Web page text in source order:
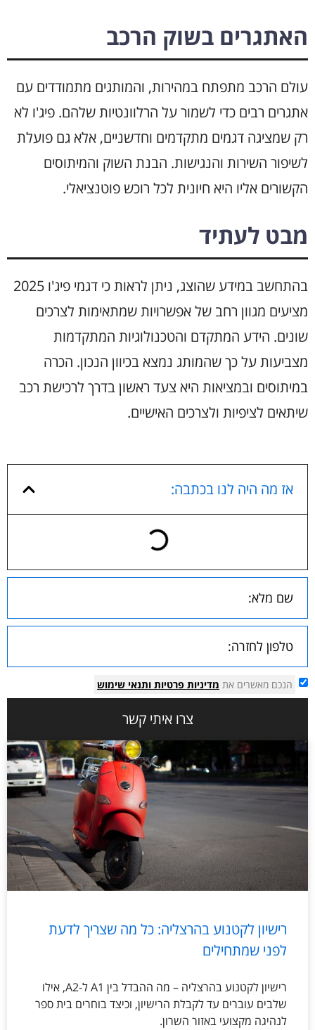
האתגרים בשוק הרכב
עולם הרכב מתפתח במהירות, והמותגים מתמודדים עם
אתגרים רבים כדי לשמור על הרלוונטיות שלהם. פיג'ו לא
רק שמציגה דגמים מתקדמים וחדשניים, אלא גם פועלת
לשיפור השירות והנגישות. הבנת השוק והמיתוסים
הקשורים אליו היא חיונית לכל רוכש פוטנציאלי.
מבט לעתיד
בהתחשב במידע שהוצג, ניתן לראות כי דגמי פיג'ו 2025
מציעים מגוון רחב של אפשרויות שמתאימות לצרכים
שונים. הידע המתקדם והטכנולוגיות המתקדמות
מצביעות על כך שהמותג נמצא בכיוון הנכון. הכרה
במיתוסים ובמציאות היא צעד ראשון בדרך לרכישת רכב
שיתאים לציפיות ולצרכים האישיים.
אז מה היה לנו בכתבה:
הנכם מאשרים את מדיניות פרטיות ותנאי שימוש
צרו איתי קשר
רישיון לקטנוע בהרצליה: כל מה שצריך לדעת
לפני שמתחילים
רישיון לקטנוע בהרצליה – מה ההבדל בין A1 ל-A2, אילו
שלבים עוברים עד לקבלת הרישיון, וכיצד בוחרים בית ספר
לנהיגה מקצועי באזור השרון.